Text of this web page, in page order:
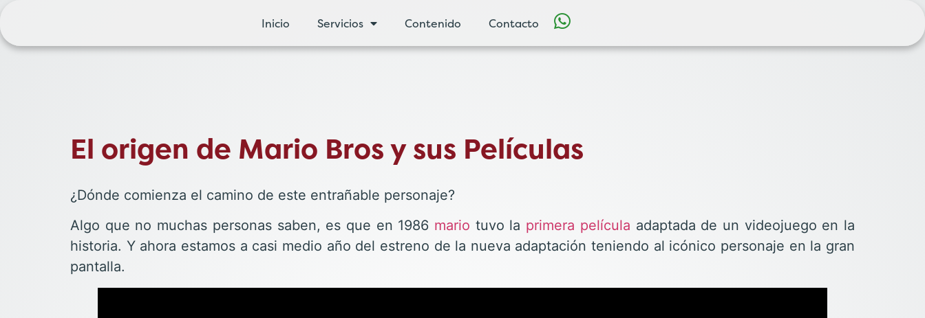
Inicio Servicios Contenido Contacto
El origen de Mario Bros y sus Películas
¿Dónde comienza el camino de este entrañable personaje?
Algo que no muchas personas saben, es que en 1986 mario tuvo la primera película adaptada de un videojuego en la
historia. Y ahora estamos a casi medio año del estreno de la nueva adaptación teniendo al icónico personaje en la gran
pantalla.